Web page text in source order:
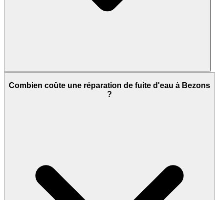
Combien coûte une réparation de fuite d'eau à Bezons
?